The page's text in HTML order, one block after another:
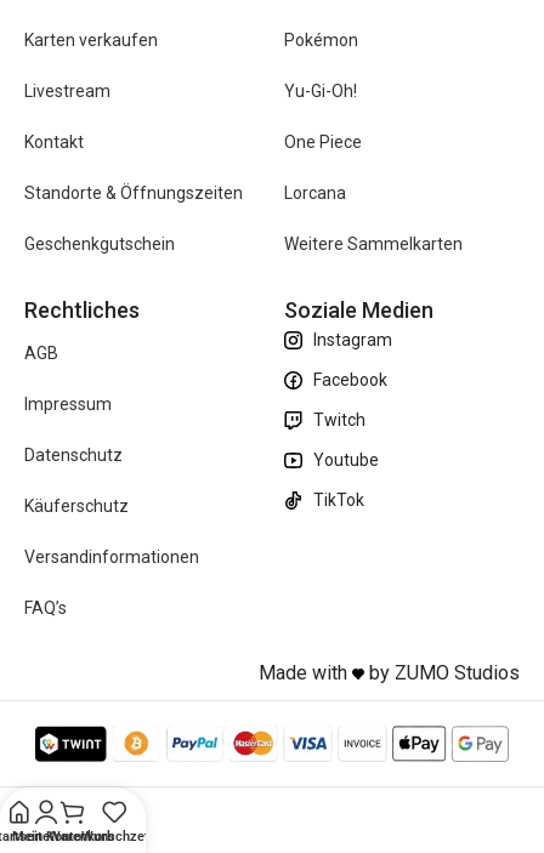
Karten verkaufen
Livestream
Kontakt
Standorte & Öffnungszeiten
Geschenkgutschein
Pokémon
Yu-Gi-Oh!
One Piece
Lorcana
Weitere Sammelkarten
Rechtliches
AGB
Impressum
Datenschutz
Käuferschutz
Versandinformationen
FAQ’s
Soziale Medien
Instagram
Facebook
Twitch
Youtube
TikTok
Made with by ZUMO Studios
Mein KontoWarenkorbWunschzettel